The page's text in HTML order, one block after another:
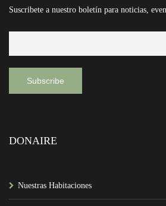
Suscribete a nuestro boletín para noticias,
DONAIRE
Nuestras Habitaciones